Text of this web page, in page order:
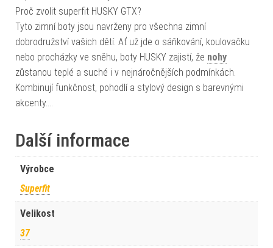
Proč zvolit superfit HUSKY GTX?
Tyto zimní boty jsou navrženy pro všechna zimní
dobrodružství vašich dětí. Ať už jde o sáňkování, koulovačku
nebo procházky ve sněhu, boty HUSKY zajistí, že nohy
zůstanou teplé a suché i v nejnáročnějších podmínkách.
Kombinují funkčnost, pohodlí a stylový design s barevnými
akcenty.…
Další informace
Výrobce
Superfit
Velikost
37